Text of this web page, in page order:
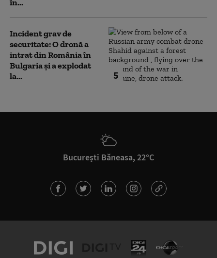
în...
5
Incident grav de
securitate: O dronă a
intrat din România în
Bulgaria şi a explodat
la...
București Băneasa, 22°C